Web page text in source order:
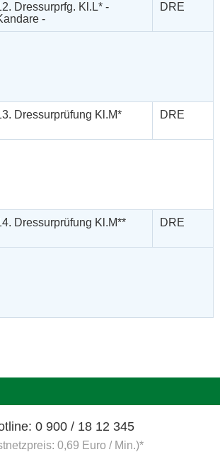
Dressurprfg. Kl.L* -
-
DRE
Dressurprüfung Kl.M* DRE
Dressurprüfung Kl.M** DRE
0 900 / 18 12 345
0,69 Euro / Min.)*